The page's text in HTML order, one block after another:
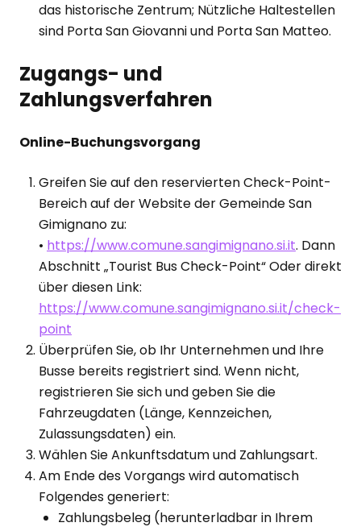
das historische Zentrum; Nützliche Haltestellen
sind Porta San Giovanni und Porta San Matteo.
Zugangs- und
Zahlungsverfahren
Online-Buchungsvorgang
Greifen Sie auf den reservierten Check-Point-
Bereich auf der Website der Gemeinde San
Gimignano zu:
• https://www.comune.sangimignano.si.it. Dann
Abschnitt „Tourist Bus Check-Point“ Oder direkt
über diesen Link:
https://www.comune.sangimignano.si.it/check-
point
Überprüfen Sie, ob Ihr Unternehmen und Ihre
Busse bereits registriert sind. Wenn nicht,
registrieren Sie sich und geben Sie die
Fahrzeugdaten (Länge, Kennzeichen,
Zulassungsdaten) ein.
Wählen Sie Ankunftsdatum und Zahlungsart.
Am Ende des Vorgangs wird automatisch
Folgendes generiert:
Zahlungsbeleg (herunterladbar in Ihrem